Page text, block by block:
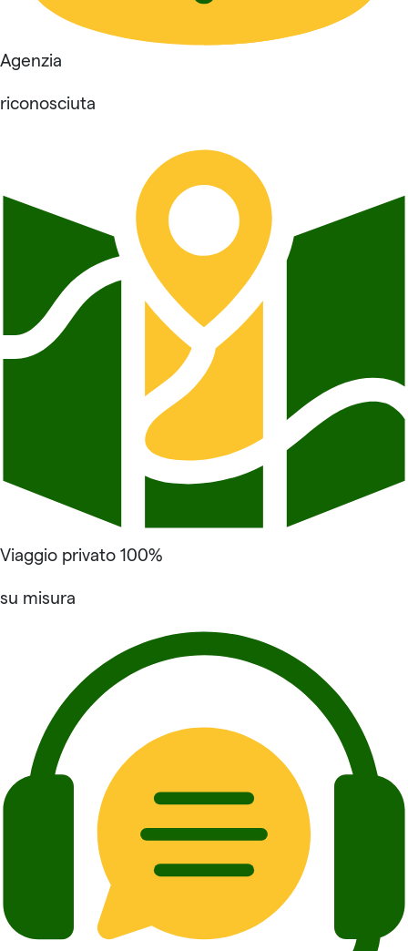
Agenzia
riconosciuta
Viaggio privato 100%
su misura